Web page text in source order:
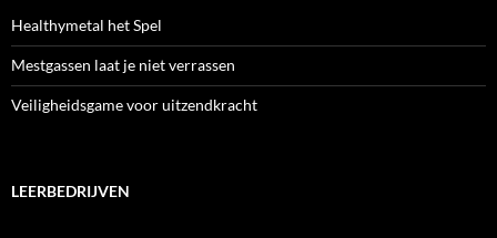
Healthymetal het Spel
Mestgassen laat je niet verrassen
Veiligheidsgame voor uitzendkracht
LEERBEDRIJVEN